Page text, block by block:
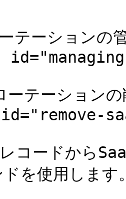
テーション
ーテーショ
レコードから
を使用します